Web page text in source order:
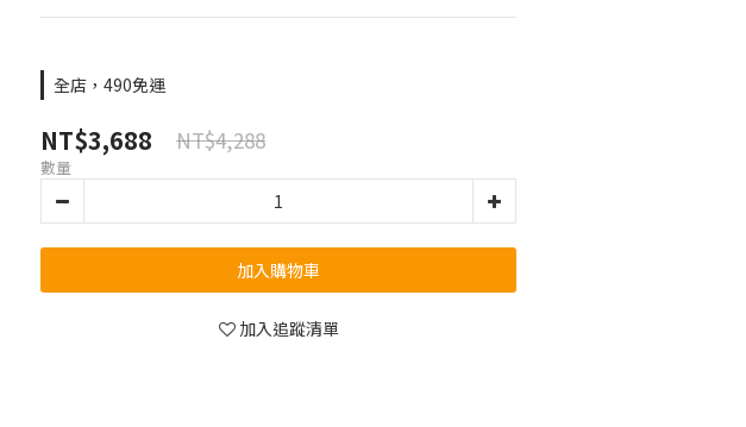
全店，490免運
NT$3,688 NT$4,288
數量
加入購物車
加入追蹤清單